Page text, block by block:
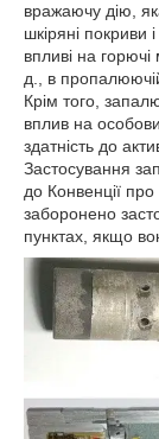
вражаючу дію,
шкіряні
впливі на горючі
д., в
Крім того,
вплив на
здатність до
Застосування
до Конвенції про
заборонено
пунктах, якщо